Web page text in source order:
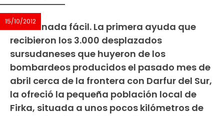
15/10/2012
No fue nada fácil. La primera ayuda que
recibieron los 3.000 desplazados
sursudaneses que huyeron de los
bombardeos producidos el pasado mes de
abril cerca de la frontera con Darfur del Sur,
la ofreció la pequeña población local de
Firka, situada a unos pocos kilómetros de